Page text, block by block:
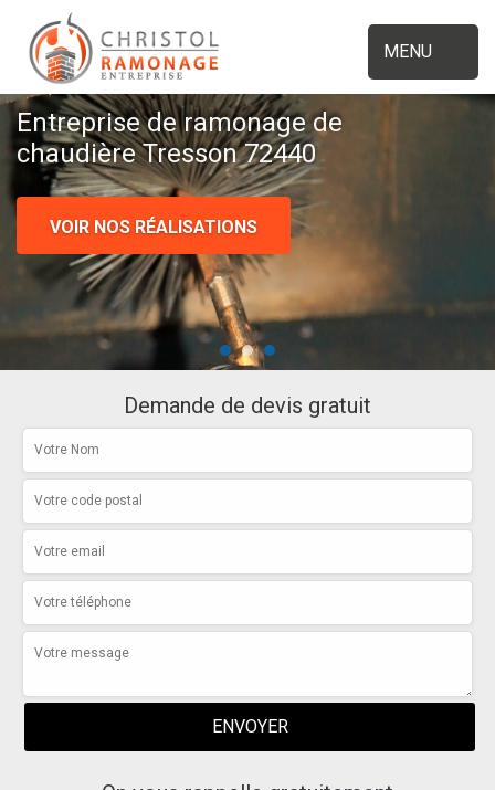
MENU
Entreprise de ramonage de
chaudière Tresson 72440
VOIR NOS RÉALISATIONS
Demande de devis gratuit